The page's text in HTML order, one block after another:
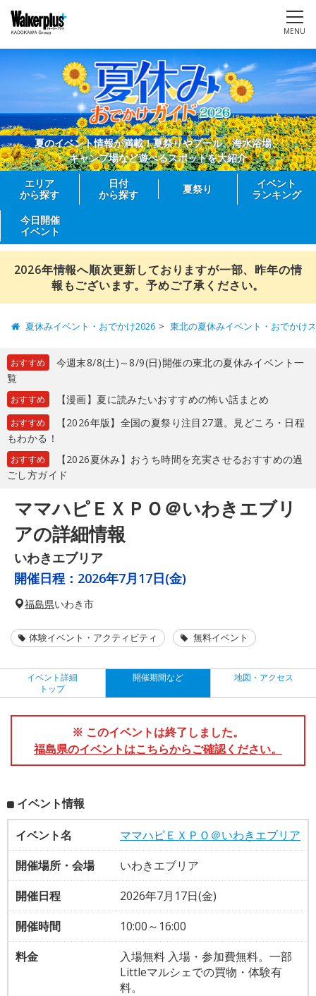
MENU
夏のイベント情報が満載！夏祭りやプール、海水浴場、
キャンプ場など遊べるスポットを大紹介
エリア
から探す
日付
から探す
夏祭り
イベント
ランキング
今日開催
イベント
2026年情報へ順次更新しておりますが一部、昨年の情
報もございます。予めご了承ください。
夏休みイベント・おでかけ2026 東北の夏休みイベント・おでかけ
おすすめ
今週末8/8(土)～8/9(日)開催の東北の夏休みイベント一
覧
おすすめ 【漫画】夏に読みたいおすすめの怖い話まとめ
おすすめ
【2026年版】全国の夏祭り注目27選。見どころ・日程
もわかる！
おすすめ
【2026夏休み】おうち時間を充実させるおすすめの過
ごし方ガイド
ママハピＥＸＰＯ＠いわきエブリ
アの詳細情報
いわきエブリア
開催日程： 2026年7月17日(金)
福島県いわき市
体験イベント・アクティビティ 無料イベント
イベント詳細
トップ
開催期間など 地図・アクセス
※ このイベントは終了しました。
福島県のイベントはこちらからご確認ください。
イベント情報
イベント名
ママハピＥＸＰＯ＠いわきエブリア
開催場所・会場
いわきエブリア
開催日程
2026年7月17日(金)
開催時間
10:00～16:00
料金
入場無料 入場・参加費無料。一部
Littleマルシェでの買物・体験有
料。